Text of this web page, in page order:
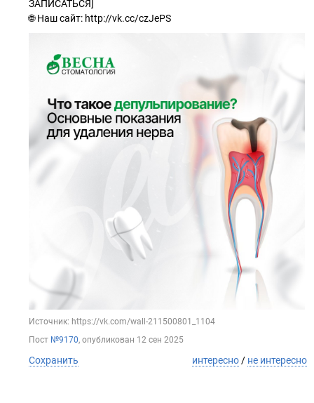
ЗАПИСАТЬСЯ]
🌐 Наш сайт: http://vk.cc/czJePS
Источник: https://vk.com/wall-211500801_1104
Пост №9170, опубликован 12 сен 2025
Сохранить интересно / не интересно